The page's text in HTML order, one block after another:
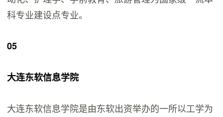
科专业建设点专业。
05
大连东软信息学院
大连东软信息学院是由东软出资举办的一所以工学为